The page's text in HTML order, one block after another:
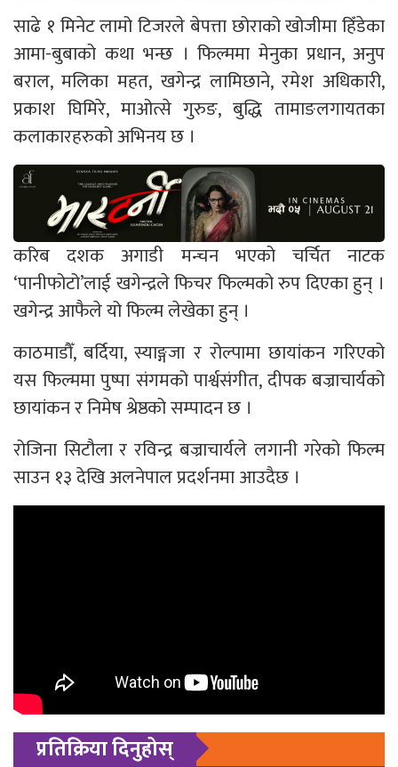
साढे १ मिनेट लामो टिजरले बेपत्ता छोराको खोजीमा हिँडेका
आमा-बुबाको कथा भन्छ । फिल्ममा मेनुका प्रधान, अनुप
बराल, मलिका महत, खगेन्द्र लामिछाने, रमेश अधिकारी,
प्रकाश घिमिरे, माओत्से गुरुङ, बुद्धि तामाङलगायतका
कलाकारहरुको अभिनय छ ।
करिब दशक अगाडी मन्चन भएको चर्चित नाटक
‘पानीफोटो’लाई खगेन्द्रले फिचर फिल्मको रुप दिएका हुन् ।
खगेन्द्र आफैले यो फिल्म लेखेका हुन् ।
काठमाडौँ, बर्दिया, स्याङ्गजा र रोल्पामा छायांकन गरिएको
यस फिल्ममा पुष्पा संगमको पार्श्वसंगीत, दीपक बज्राचार्यको
छायांकन र निमेष श्रेष्ठको सम्पादन छ ।
रोजिना सिटौला र रविन्द्र बज्राचार्यले लगानी गरेको फिल्म
साउन १३ देखि अलनेपाल प्रदर्शनमा आउदैछ ।
प्रतिक्रिया दिनुहोस्